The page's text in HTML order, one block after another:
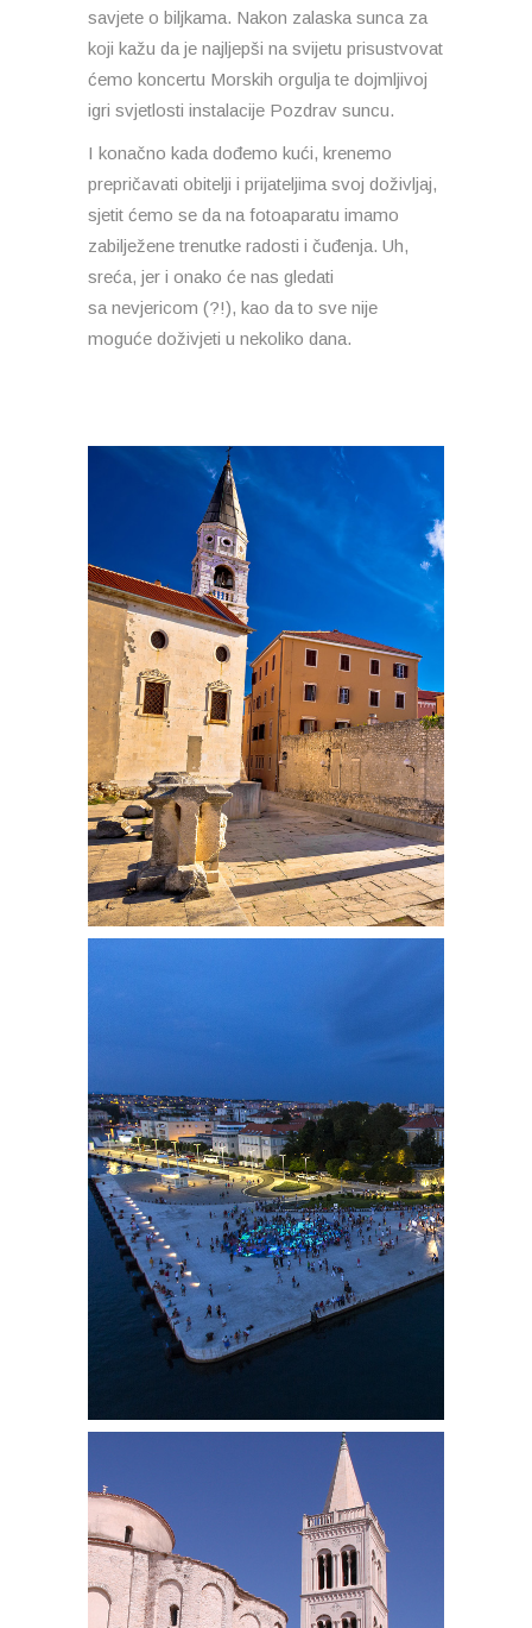
savjete o biljkama. Nakon zalaska sunca za
koji kažu da je najljepši na svijetu prisustvovat
ćemo koncertu Morskih orgulja te dojmljivoj
igri svjetlosti instalacije Pozdrav suncu.
I konačno kada dođemo kući, krenemo
prepričavati obitelji i prijateljima svoj doživljaj,
sjetit ćemo se da na fotoaparatu imamo
zabilježene trenutke radosti i čuđenja. Uh,
sreća, jer i onako će nas gledati
sa nevjericom (?!), kao da to sve nije
moguće doživjeti u nekoliko dana.